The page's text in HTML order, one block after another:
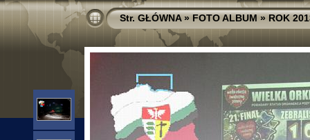
Str. GŁÓWNA»FOTO ALBUM»ROK